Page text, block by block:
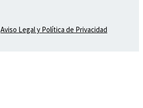
Aviso Legal y Política de Privacidad